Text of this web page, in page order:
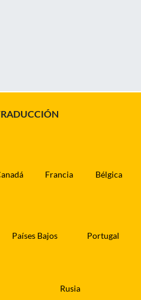
Francia Bélgica
Países Bajos Portugal
Rusia